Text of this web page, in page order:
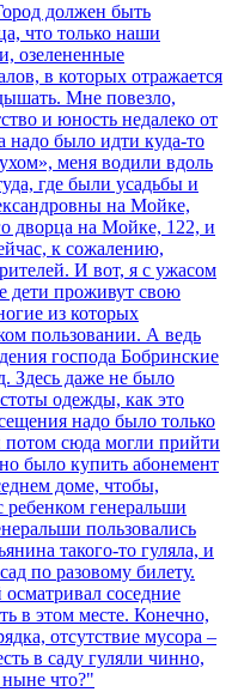
должен быть
что только наши
озелененные
в которых отражается
Мне повезло,
и юность недалеко от
надо было идти куда-то
меня водили вдоль
где были усадьбы и
на Мойке,
дворца на Мойке, 122, и
к сожалению,
И вот, я с ужасом
дети проживут свою
из которых
пользовании. А ведь
господа Бобринские
Здесь даже не было
одежды, как это
надо было только
потом сюда могли прийти
было купить абонемент
доме, чтобы,
ребенком генеральши
пользовались
такого-то гуляла, и
по разовому билету.
соседние
в этом месте. Конечно,
отсутствие мусора –
в саду гуляли чинно,
что?"